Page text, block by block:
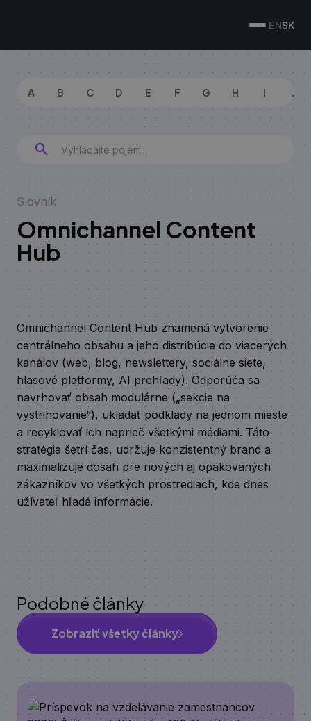
ENSK
A B C D E F G H I J
Slovník
Omnichannel Content
Hub
Omnichannel Content Hub znamená vytvorenie
centrálneho obsahu a jeho distribúcie do viacerých
kanálov (web, blog, newslettery, sociálne siete,
hlasové platformy, AI prehľady). Odporúča sa
navrhovať obsah modulárne („sekcie na
vystrihovanie“), ukladať podklady na jednom mieste
a recyklovať ich naprieč všetkými médiami. Táto
stratégia šetrí čas, udržuje konzistentný brand a
maximalizuje dosah pre nových aj opakovaných
zákazníkov vo všetkých prostrediach, kde dnes
užívateľ hľadá informácie.
Podobné články
Zobraziť všetky články